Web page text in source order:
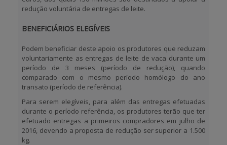
redução voluntária de entregas de leite.
BENEFICIÁRIOS ELEGÍVEIS
Podem beneficiar deste apoio os produtores que reduzam
voluntariamente as entregas de leite de vaca durante um
período de 3 meses (período de redução), quando
comparado com o mesmo período homólogo do ano
transato (período de referência).
Para serem elegíveis, para além das entregas efetuadas
durante o período referência, os produtores terão que ter
efetuado entregas a primeiros compradores em julho de
2016, devendo a proposta de redução ser superior a 1.500
kg.